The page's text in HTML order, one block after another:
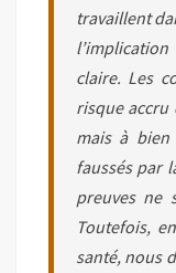
travaillent
claire. Les
risque accru
mais à bien
faussés par
preuves ne
Toutefois,
santé, nous